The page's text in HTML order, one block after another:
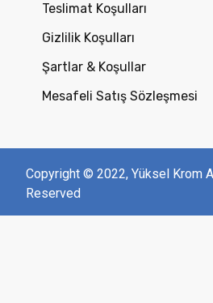
Teslimat Koşulları
Gizlilik Koşulları
Şartlar & Koşullar
Mesafeli Satış Sözleşmesi
Copyright © 2022, Yüksel Krom
Reserved